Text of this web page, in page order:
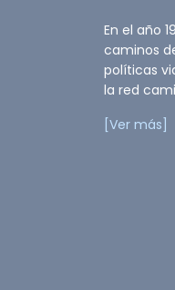
En el año
caminos
políticas
la red
[Ver más]